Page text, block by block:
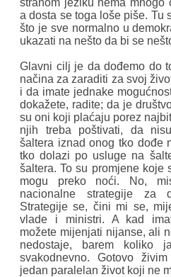
stranom jeziku nema mnogo
a dosta se toga loše piše. Tu
što je sve normalno u
ukazati na nešto da bi se
Glavni cilj je da dođemo do
načina za zaraditi za svoj
i da imate jednake
dokažete, radite; da je
su oni koji plaćaju porez
njih treba poštivati, da
šaltera iznad onog tko dođe
tko dolazi po usluge na
šaltera. To su promjene koje
mogu preko noći. No,
nacionalne strategije za
Strategije se, čini mi se,
vlade i ministri. A kad
možete mijenjati nijanse, ali
nedostaje, barem koliko
svakodnevno. Gotovo
jedan paralelan život koji ne